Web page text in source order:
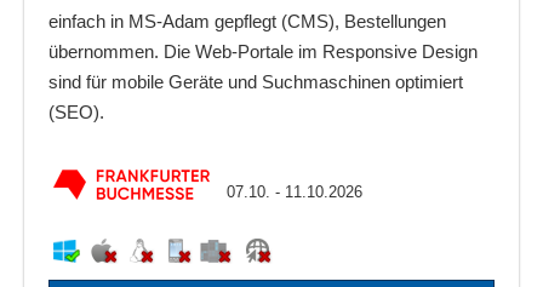
einfach in MS-Adam gepflegt (CMS), Bestellungen
übernommen. Die Web-Portale im Responsive Design
sind für mobile Geräte und Suchmaschinen optimiert
(SEO).
07.10. - 11.10.2026